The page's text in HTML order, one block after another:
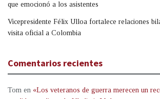
que emocionó a los asistentes
Vicepresidente Félix Ulloa fortalece relaciones
visita oficial a Colombia
Comentarios recientes
Tom en «Los veteranos de guerra merecen un